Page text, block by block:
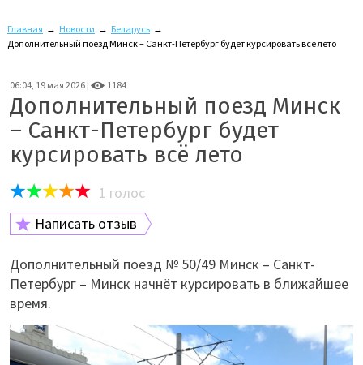
Главная → Новости → Беларусь →
Дополнительный поезд Минск – Санкт-Петербург будет курсировать всё лето
06:04, 19 мая 2026 | 1184
Дополнительный поезд Минск
– Санкт-Петербург будет
курсировать всё лето
1 голос
Написать отзыв
Дополнительный поезд № 50/49 Минск – Санкт-
Петербург – Минск начнёт курсировать в ближайшее
время.